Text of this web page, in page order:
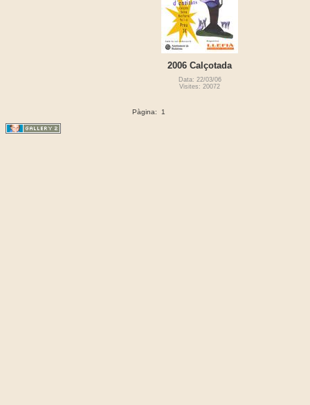
2006 Calçotada
Data: 22/03/06
Visites: 20072
Pàgina: 1